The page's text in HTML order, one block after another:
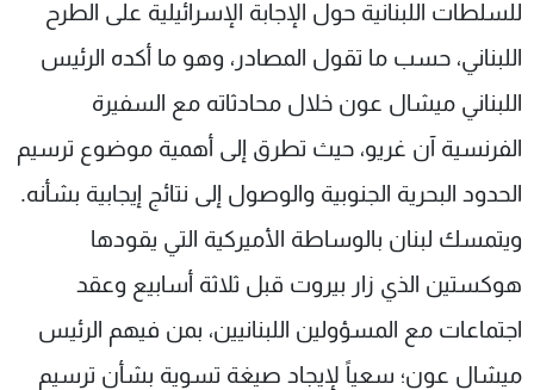
للسلطات اللبنانية حول الإجابة الإسرائيلية على الطرح
اللبناني، حسب ما تقول المصادر، وهو ما أكده الرئيس
اللبناني ميشال عون خلال محادثاته مع السفيرة
الفرنسية آن غريو، حيث تطرق إلى أهمية موضوع ترسيم
الحدود البحرية الجنوبية والوصول إلى نتائج إيجابية بشأنه.
ويتمسك لبنان بالوساطة الأميركية التي يقودها
هوكستين الذي زار بيروت قبل ثلاثة أسابيع وعقد
اجتماعات مع المسؤولين اللبنانيين، بمن فيهم الرئيس
ميشال عون؛ سعياً لإيجاد صيغة تسوية بشأن ترسيم